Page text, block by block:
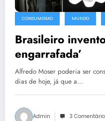
CONSUMISMO MUNDO
Brasileiro
engarrafada’
Alfredo Moser poderia ser
dias de hoje, já que a…
Admin 3